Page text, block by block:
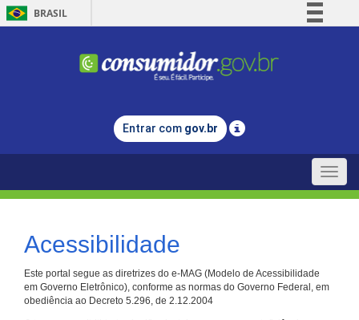
BRASIL
Comunica BR
Legislação
Entrar com gov.br
Toggle
Acessibilidade
Este portal segue as diretrizes do e-MAG (Modelo de Acessibilidade
em Governo Eletrônico), conforme as normas do Governo Federal, em
obediência ao Decreto 5.296, de 2.12.2004